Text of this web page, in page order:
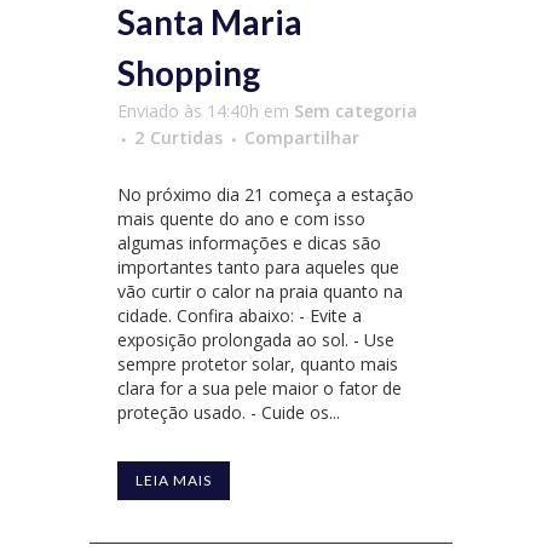
Santa Maria
Shopping
Enviado às 14:40h em Sem categoria
2 Curtidas Compartilhar
No próximo dia 21 começa a estação
mais quente do ano e com isso
algumas informações e dicas são
importantes tanto para aqueles que
vão curtir o calor na praia quanto na
cidade. Confira abaixo: - Evite a
exposição prolongada ao sol. - Use
sempre protetor solar, quanto mais
clara for a sua pele maior o fator de
proteção usado. - Cuide os...
LEIA MAIS